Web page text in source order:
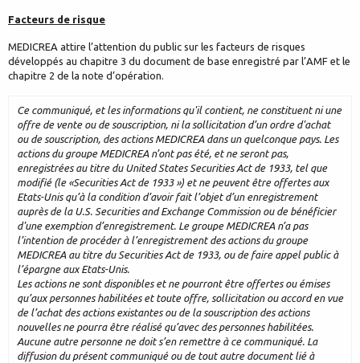
Facteurs de risque
MEDICREA attire l’attention du public sur les facteurs de risques
développés au chapitre 3 du document de base enregistré par l’AMF et le
chapitre 2 de la note d’opération.
Ce communiqué, et les informations qu'il contient, ne constituent ni une
offre de vente ou de souscription, ni la sollicitation d’un ordre d'achat
ou de souscription, des actions MEDICREA dans un quelconque pays. Les
actions du groupe MEDICREA n’ont pas été, et ne seront pas,
enregistrées au titre du United States Securities Act de 1933, tel que
modifié (le «Securities Act de 1933 ») et ne peuvent être offertes aux
Etats-Unis qu’à la condition d’avoir fait l’objet d’un enregistrement
auprès de la U.S. Securities and Exchange Commission ou de bénéficier
d'une exemption d’enregistrement. Le groupe MEDICREA n’a pas
l’intention de procéder à l’enregistrement des actions du groupe
MEDICREA au titre du Securities Act de 1933, ou de faire appel public à
l’épargne aux Etats-Unis.
Les actions ne sont disponibles et ne pourront être offertes ou émises
qu’aux personnes habilitées et toute offre, sollicitation ou accord en vue
de l’achat des actions existantes ou de la souscription des actions
nouvelles ne pourra être réalisé qu’avec des personnes habilitées.
Aucune autre personne ne doit s’en remettre à ce communiqué. La
diffusion du présent communiqué ou de tout autre document lié à